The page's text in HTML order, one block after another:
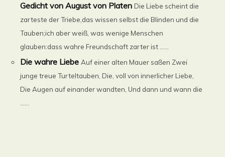
Gedicht von August von Platen Die Liebe scheint die
zarteste der Triebe,das wissen selbst die Blinden und die
Tauben;ich aber weiß, was wenige Menschen
glauben:dass wahre Freundschaft zarter ist ......
Die wahre Liebe Auf einer alten Mauer saßen Zwei
junge treue Turteltauben, Die, voll von innerlicher Liebe,
Die Augen auf einander wandten, Und dann und wann die
......